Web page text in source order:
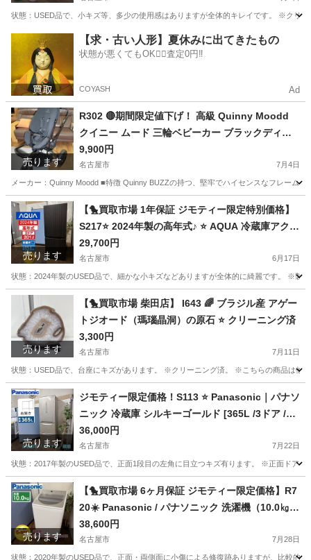
状態：USED品で、小キズ等、多少の使用感はありますが全体的キレイです。 ※クリ
テーブル センター
【求・古い人形】夏休みに出てきたもの
状態が悪くてもOK🙆‍♀️査定0円‼️
COYASH Ad
売ります
R302 🔴期間限定値下げ！ 高級 Quinny Moodd
クイニー ムード 三輪ベビーカー ブラックディヴ
ォージョン Used・美品
9,900円
名古屋市 7月4日
メーカー：Quinny Moodd ■特徴 Quinny BUZZの持つ、堅牢でハイセンスなフレーム
愛知 名古屋市 ベビー用品 クイニー
売ります
【🐤買取市場 1年保証 ジモティー限定特別価格】
S217⭐ 2024年製の高年式♪ ⭐ AQUA 冷蔵庫アクア
冷蔵庫 201L 木目調ブラック AQR-20E3(K) ⭐ 動
作確認済 ⭐ クリーニング済
29,700円
名古屋市 6月17日
状態：2024年製のUSED品で、細かな小キズなどありますが全体的に綺麗です。 ※製
愛知 名古屋市 キッチン家電 AQUA
売ります
【🐤買取市場 柴田店】 I643 🌈 ブラジル産 アゲー
トジオード（瑪瑙晶洞）の原石 ⭐ クリーニング済
3,300円
名古屋市 7月11日
状態：USED品で、台座にキズがあります。 ※クリーニング済。 ※こちらの商品は他
愛知 名古屋市 商品
売ります
ジモティー限定価格！S113 ⭐ Panasonic｜パナソ
ニック 冷蔵庫 シルキーゴールド [365L /3ドア /右
開きタイプ] NR-C37FM-N ⭐ 動作確認済 ⭐ クリー
ニング済
36,000円
名古屋市 7月22日
状態：2017年製のUSED品で、正面1段目の左角に目立つキズ有ります。 ※正面ドア
愛知 名古屋市 キッチン家電 Panasonic
売ります
【🐤買取市場 6ヶ月保証 ジモティー限定価格】R7
20☀️ Panasonic / パナソニック 洗濯機（10.0㎏)
20年製 NA-FA100H7 ⭐ 動作確認済
38,600円
名古屋市 7月28日
状態：2020年製のUSED品で、正面・両側面に小傷による修復跡ありますが、比較的